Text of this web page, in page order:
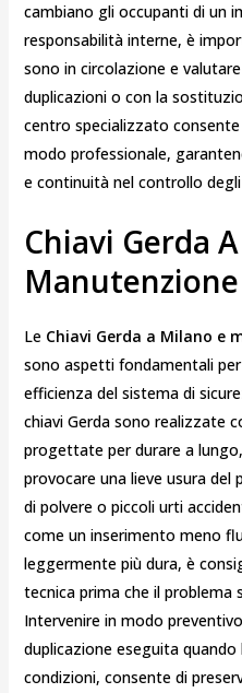
cambiano gli occupanti di un
responsabilità interne, è
sono in circolazione e
duplicazioni o con la
centro specializzato
modo professionale,
e continuità nel controllo
Chiavi Gerda
Le Chiavi Gerda a Milano e
sono aspetti fondamentali
efficienza del sistema di
chiavi Gerda sono realizzate
progettate per durare a
provocare una lieve usura
di polvere o piccoli urti
come un inserimento meno
leggermente più dura, è
tecnica prima che il problema
Intervenire in modo
duplicazione eseguita
condizioni, consente di